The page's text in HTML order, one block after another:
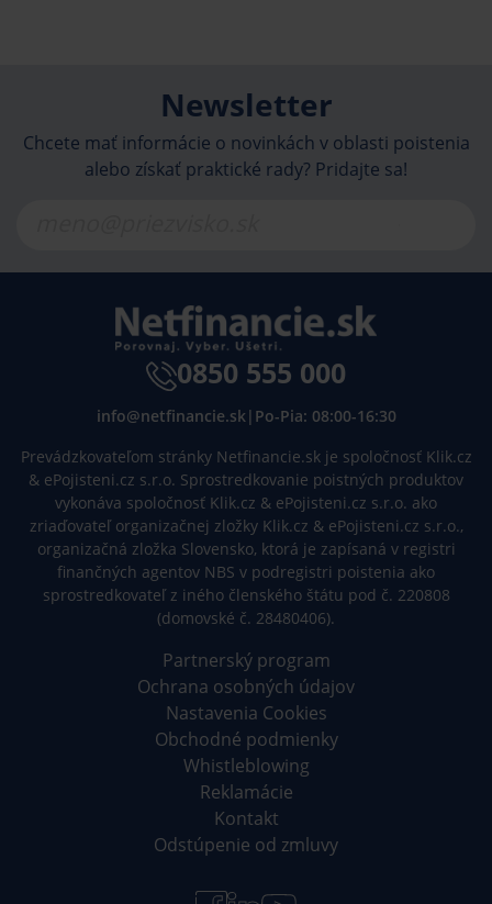
Newsletter
Chcete mať informácie o novinkách v oblasti poistenia
alebo získať praktické rady? Pridajte sa!
0850 555 000
info@netfinancie.sk| Po-Pia: 08:00-16:30
Prevádzkovateľom stránky Netfinancie.sk je spoločnosť Klik.cz
& ePojisteni.cz s.r.o. Sprostredkovanie poistných produktov
vykonáva spoločnosť Klik.cz & ePojisteni.cz s.r.o. ako
zriaďovateľ organizačnej zložky Klik.cz & ePojisteni.cz s.r.o.,
organizačná zložka Slovensko, ktorá je zapísaná v registri
finančných agentov NBS v podregistri poistenia ako
sprostredkovateľ z iného členského štátu pod č. 220808
(domovské č. 28480406).
Partnerský program
Ochrana osobných údajov
Nastavenia Cookies
Obchodné podmienky
Whistleblowing
Reklamácie
Kontakt
Odstúpenie od zmluvy